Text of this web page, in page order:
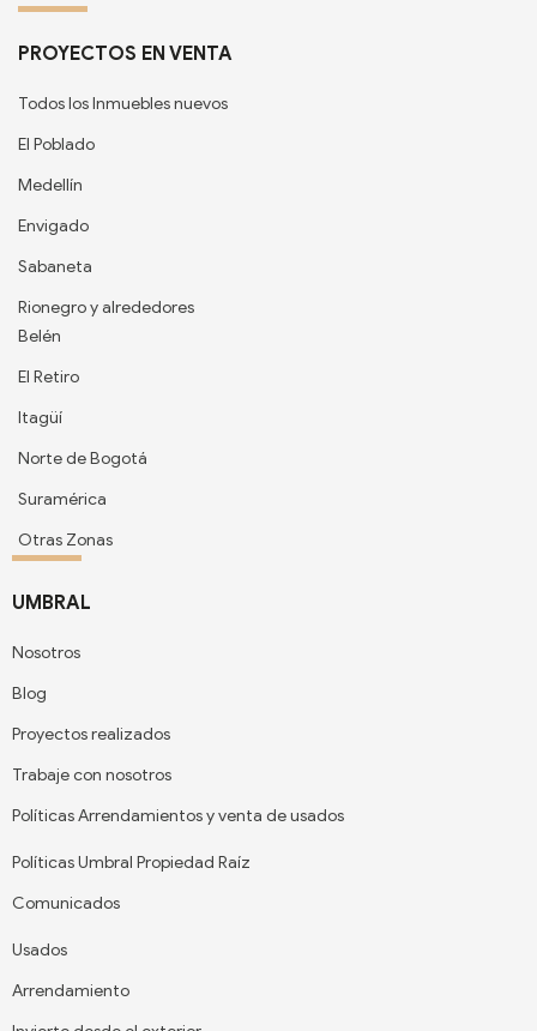
PROYECTOS EN VENTA
Todos los Inmuebles nuevos
El Poblado
Medellín
Envigado
Sabaneta
Rionegro y alrededores
Belén
El Retiro
Itagüí
Norte de Bogotá
Suramérica
Otras Zonas
UMBRAL
Nosotros
Blog
Proyectos realizados
Trabaje con nosotros
Políticas Arrendamientos y venta de usados
Políticas Umbral Propiedad Raíz
Comunicados
Usados
Arrendamiento